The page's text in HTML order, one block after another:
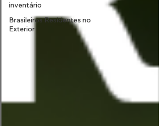
inventário
Brasileiros Residentes no
Exterior